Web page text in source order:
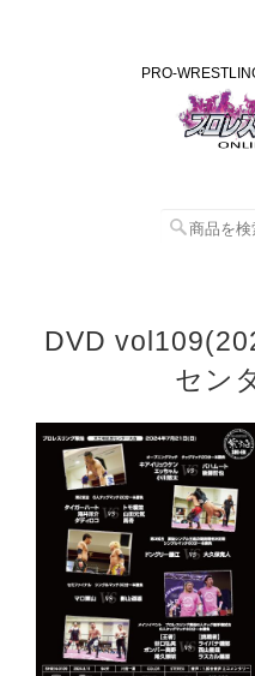
PRO-
DVD
セン